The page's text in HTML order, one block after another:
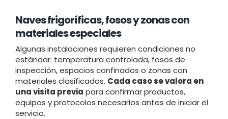
Naves frigoríficas, fosos y zonas con
materiales especiales
Algunas instalaciones requieren condiciones no
estándar: temperatura controlada, fosos de
inspección, espacios confinados o zonas con
materiales clasificados. Cada caso se valora en
una visita previa para confirmar productos,
equipos y protocolos necesarios antes de iniciar el
servicio.